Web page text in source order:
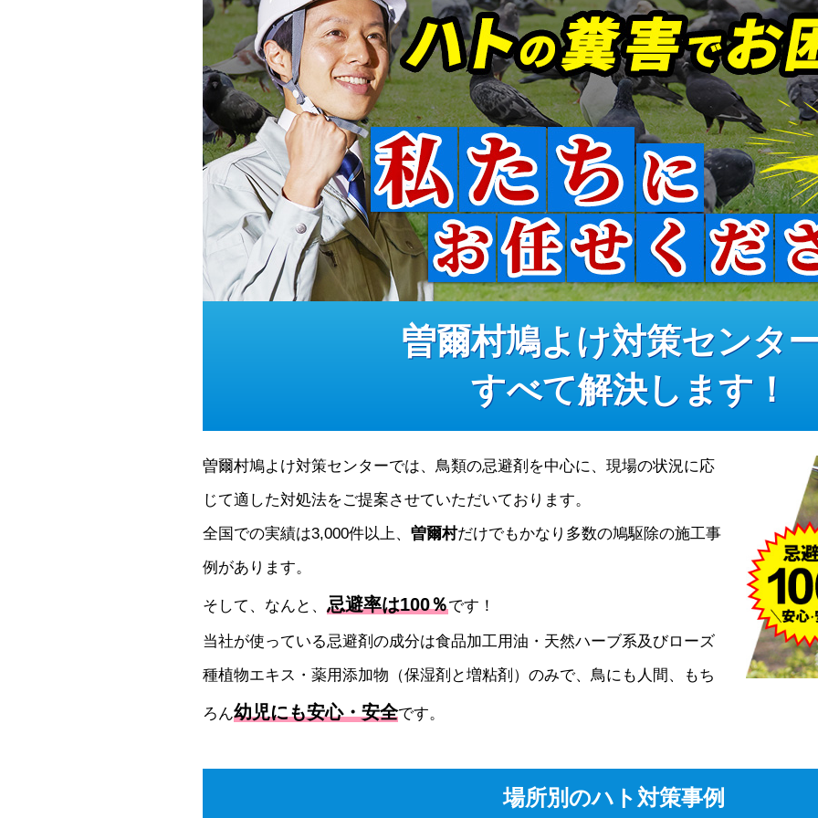
曽爾村鳩よけ対策センタ
すべて解決します！
曽爾村鳩よけ対策センターでは、鳥類の忌避剤を中心に、現場の状況に応
じて適した対処法をご提案させていただいております。
全国での実績は3,000件以上、 曽爾村だけでもかなり多数の鳩駆除の施工事
例があります。
そして、なんと、 忌避率は100％です！
当社が使っている忌避剤の成分は食品加工用油・天然ハーブ系及びローズ
種植物エキス・薬用添加物（保湿剤と増粘剤）のみで、鳥にも人間、もち
ろん幼児にも安心・安全です。
場所別のハト対策事例